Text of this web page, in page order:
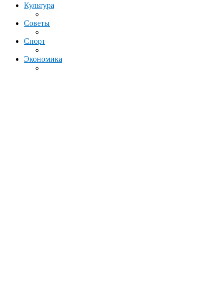
Культура
Советы
Спорт
Экономика